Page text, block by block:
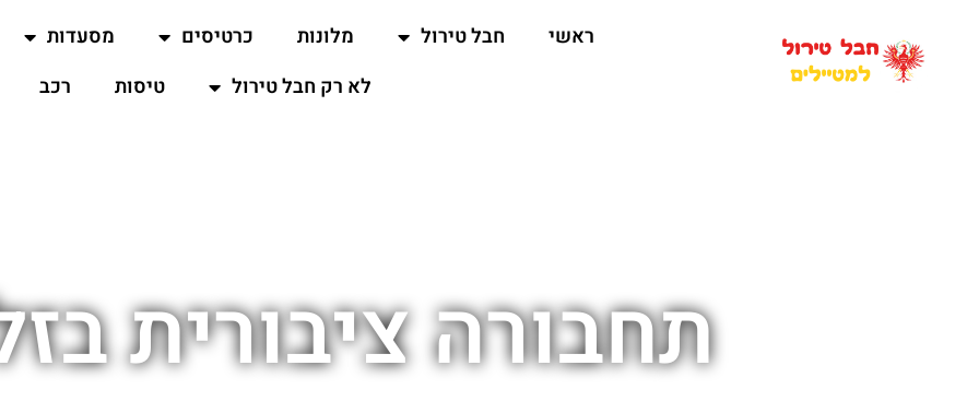
ראשי חבל טירול מלונות כרטיסים מסעדות
לא רק חבל טירול
טיסות רכב
תחבורה ציבורית